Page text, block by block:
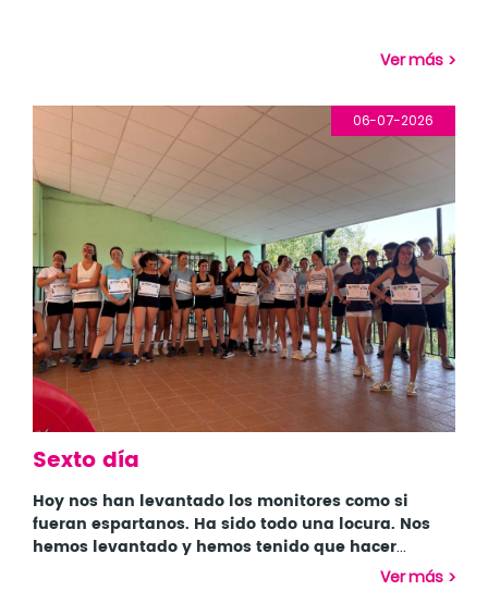
Ver más
06-07-2026
Sexto día
Hoy nos han levantado los monitores como si
fueran espartanos. Ha sido todo una locura. Nos
hemos levantado y hemos tenido que hacer
ejercicio para ganarnos el desayuno y después de
Hemos tenido pruebas de correr, hacer padel surf,
Ver más